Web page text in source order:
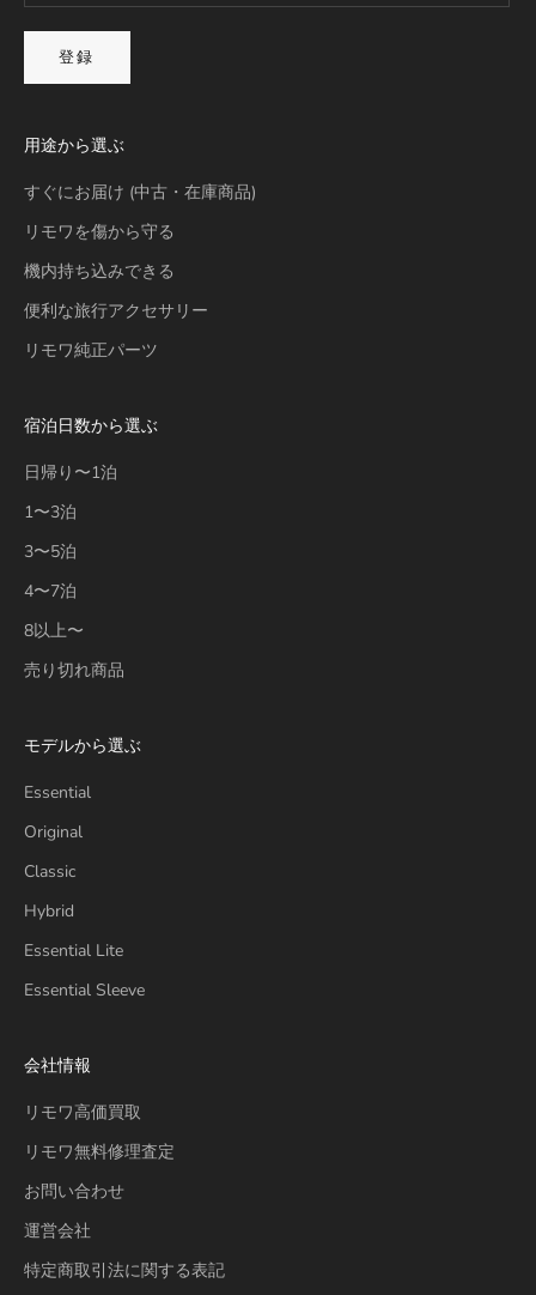
登録
用途から選ぶ
すぐにお届け (中古・在庫商品)
リモワを傷から守る
機内持ち込みできる
便利な旅行アクセサリー
リモワ純正パーツ
宿泊日数から選ぶ
日帰り〜1泊
1〜3泊
3〜5泊
4〜7泊
8以上〜
売り切れ商品
モデルから選ぶ
Essential
Original
Classic
Hybrid
Essential Lite
Essential Sleeve
会社情報
リモワ高価買取
リモワ無料修理査定
お問い合わせ
運営会社
特定商取引法に関する表記